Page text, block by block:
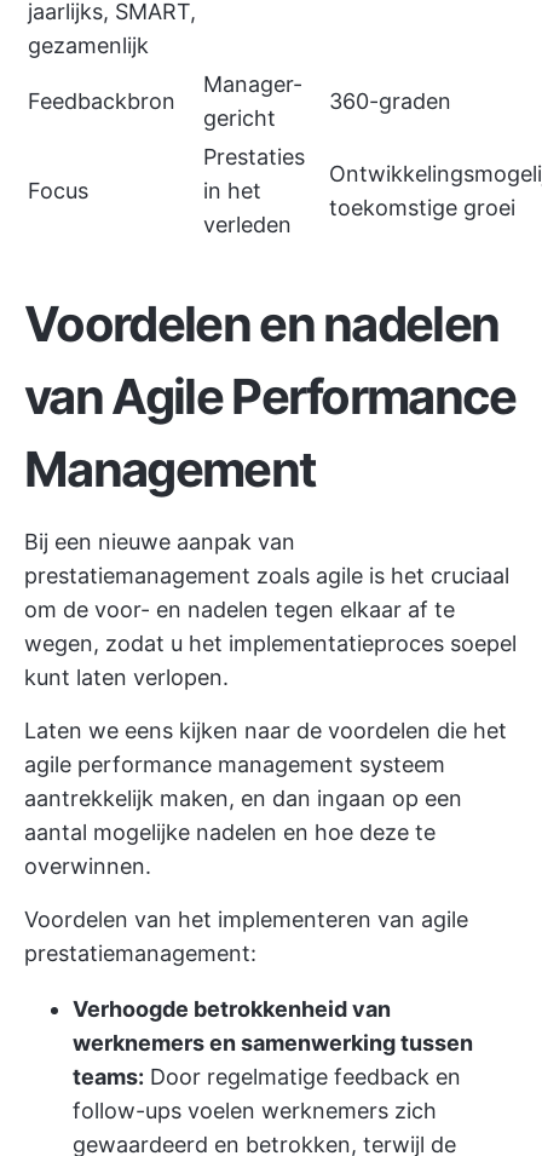
jaarlijks, SMART,
gezamenlijk
Feedbackbron
Manager-
gericht
360-graden
Focus
Prestaties
in het
verleden
toekomstige groei
Voordelen en nadelen
van Agile Performance
Management
Bij een nieuwe aanpak van
prestatiemanagement zoals agile is het cruciaal
om de voor- en nadelen tegen elkaar af te
wegen, zodat u het implementatieproces soepel
kunt laten verlopen.
Laten we eens kijken naar de voordelen die het
agile performance management systeem
aantrekkelijk maken, en dan ingaan op een
aantal mogelijke nadelen en hoe deze te
overwinnen.
Voordelen van het implementeren van agile
prestatiemanagement:
Verhoogde betrokkenheid van
werknemers en samenwerking tussen
teams: Door regelmatige feedback en
follow-ups voelen werknemers zich
gewaardeerd en betrokken, terwijl de